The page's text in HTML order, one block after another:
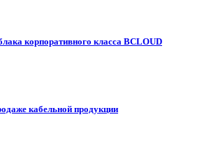
корпоративного класса BCLOUD
кабельной продукции